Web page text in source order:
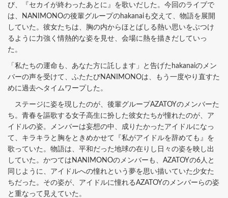
び、『セカイが終わったあとに』を歌いだした。今回のライブで
は、NANIMONOの後輩グループのhakanaiも交えて、物語を展開
していた。彼女たちは、胸の内からほとばしる熱い思いをぶつけ
るように力強く情熱的な姿を見せ、会場に熱を描きだしていっ
た。
「私たちの運命も、あなた方に託します」と告げたhakanaiのメン
バーの声を受けて、ふたたびNANIMONOは、もう一度やり直すた
めに過去へタイムワープした。
ステージに姿を現したのが、後輩グループAZATOYのメンバーた
ち。青春を謳歌する女子高生に扮した彼女たちが憧れたのが、ア
イドルの姿。メンバーは妄想の中、成りたかったアイドルになっ
て、キラキラと胸をときめかせて『私がアイドルを辞めても』を
歌っていた。物語は、平和だった地球の在りし日々の姿を映し出
していた。かつてはNANIMONOのメンバーも、AZATOYの6人と
同じように、アイドルへの憧れという夢を思い描いていた少女た
ちだった。その姿が、アイドルに憧れるAZATOYのメンバーらの姿
と重なって見えていた。